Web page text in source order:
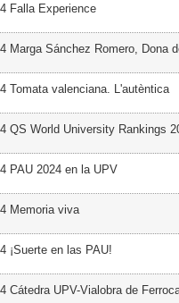
Falla Experience
Marga Sánchez Romero, Dona
Tomata valenciana. L'autèntica
QS World University Rankings
PAU 2024 en la UPV
Memoria viva
¡Suerte en las PAU!
Cátedra UPV-Vialobra de